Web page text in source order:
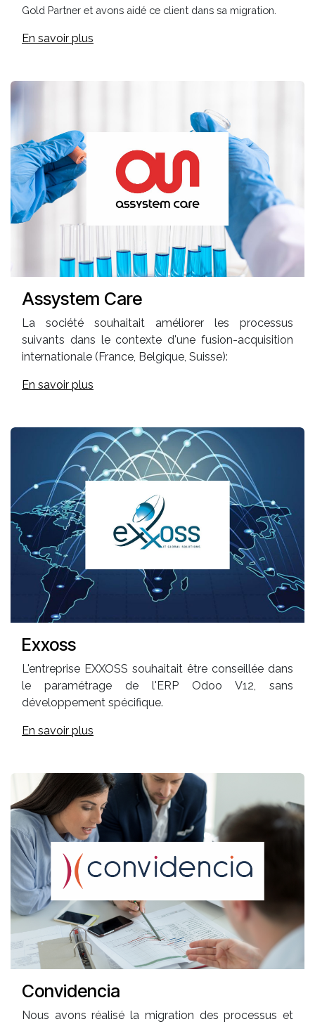
Gold Partner et avons aidé ce client dans sa migration.
En savoir plus
Assystem Care
La société souhaitait améliorer les processus
suivants dans le contexte d'une fusion-acquisition
internationale (France, Belgique, Suisse):
En savoir plus
Exxoss
L'entreprise EXXOSS souhaitait être conseillée dans
le paramétrage de l'ERP Odoo V12, sans
développement spécifique.
En savoir plus
Convidencia
Nous avons réalisé la migration des processus et